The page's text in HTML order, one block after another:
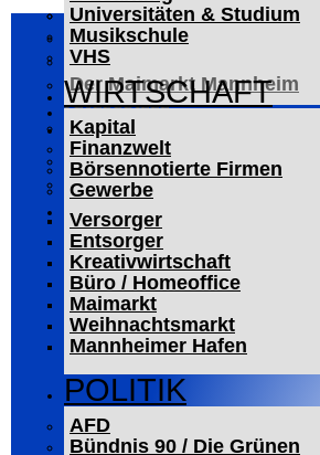
Universitäten & Studium
Musikschule
VHS
WIRTSCHAFT
Kapital
Finanzwelt
Börsennotierte Firmen
Gewerbe
Versorger
Entsorger
Kreativwirtschaft
Büro / Homeoffice
Maimarkt
Weihnachtsmarkt
Mannheimer Hafen
POLITIK
AFD
Bündnis 90 / Die Grünen
Der Mannheimer
Das Technoseum
Die Alte Feuerwache
Der Maimarkt Mannheim
LESERBRIEFE
ARCHIV
Das Neueste
Leitartikel
WERBUNG